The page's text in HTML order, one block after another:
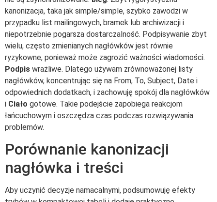
kanonizacja, taka jak simple/simple, szybko zawodzi w
przypadku list mailingowych, bramek lub archiwizacji i
niepotrzebnie pogarsza dostarczalność. Podpisywanie zbyt
wielu, często zmienianych nagłówków jest równie
ryzykowne, ponieważ może zagrozić ważności wiadomości.
Podpis wrażliwe. Dlatego używam zrównoważonej listy
nagłówków, koncentrując się na From, To, Subject, Date i
odpowiednich dodatkach, i zachowuję spokój dla nagłówków
i Ciało gotowe. Takie podejście zapobiega reakcjom
łańcuchowym i oszczędza czas podczas rozwiązywania
problemów.
Porównanie kanonizacji
nagłówka i treści
Aby uczynić decyzje namacalnymi, podsumowuję efekty